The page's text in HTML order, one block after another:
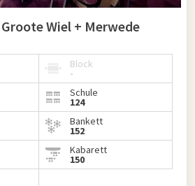
Wiel + Merwede
Block
-
Schule
124
Bankett
152
Kabarett
150